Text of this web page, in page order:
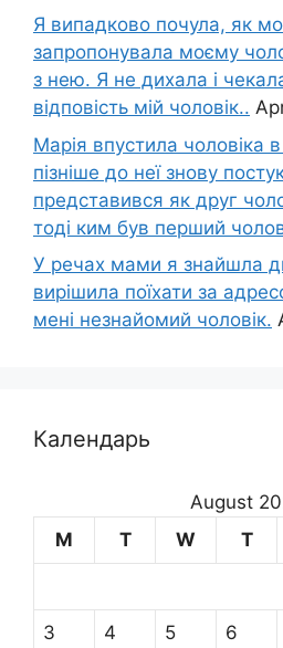
Я випадково почула, як
запропонувала моєму
з нею. Я не дихала і
відповість мій чоловік..
Марія впустила чоловіка
пізніше до неї знову
представився як друг
тоді ким був перший
У речах мами я знайшла
вирішила поїхати за
мені незнайомий чоловік.
Календарь
August
M
T W T
3 4 5 6